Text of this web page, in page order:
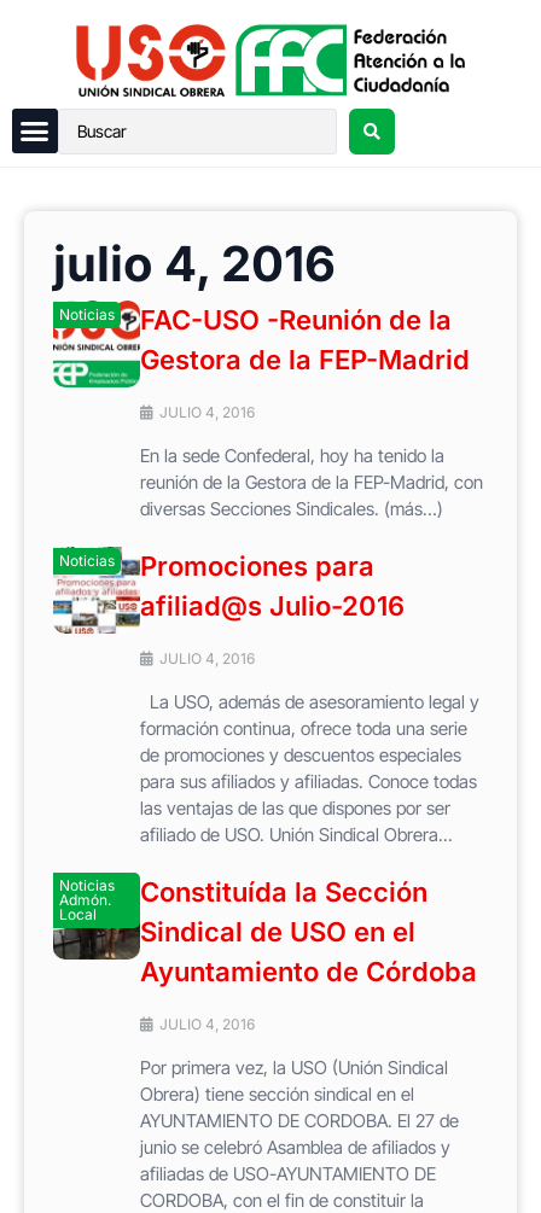
julio 4, 2016
Noticias
FAC-USO -Reunión de la
Gestora de la FEP-Madrid
JULIO 4, 2016
En la sede Confederal, hoy ha tenido la
reunión de la Gestora de la FEP-Madrid, con
diversas Secciones Sindicales. (más…)
Noticias
Promociones para
afiliad@s Julio-2016
JULIO 4, 2016
La USO, además de asesoramiento legal y
formación continua, ofrece toda una serie
de promociones y descuentos especiales
para sus afiliados y afiliadas. Conoce todas
las ventajas de las que dispones por ser
afiliado de USO. Unión Sindical Obrera...
Noticias
Admón.
Local
Constituída la Sección
Sindical de USO en el
Ayuntamiento de Córdoba
JULIO 4, 2016
Por primera vez, la USO (Unión Sindical
Obrera) tiene sección sindical en el
AYUNTAMIENTO DE CORDOBA. El 27 de
junio se celebró Asamblea de afiliados y
afiliadas de USO-AYUNTAMIENTO DE
CORDOBA, con el fin de constituir la